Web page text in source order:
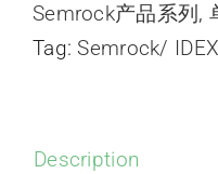
Semrock产品系列 ,
Tag:Semrock/
Description